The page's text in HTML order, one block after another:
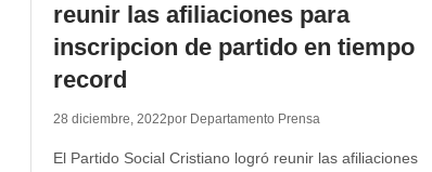
reunir las afiliaciones para
inscripcion de partido en tiempo
record
28 diciembre, 2022por Departamento Prensa
El Partido Social Cristiano logró reunir las afiliaciones